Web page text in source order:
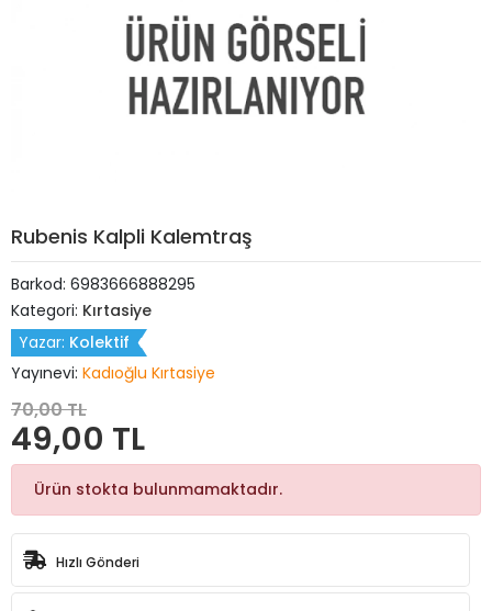
Rubenis Kalpli Kalemtraş
Barkod: 6983666888295
Kategori: Kırtasiye
Yazar: Kolektif
Yayınevi: Kadıoğlu Kırtasiye
70,00 TL
49,00 TL
Ürün stokta bulunmamaktadır.
Hızlı Gönderi